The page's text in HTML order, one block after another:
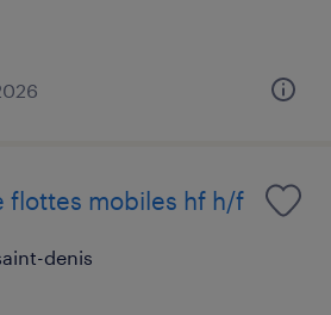
flottes mobiles hf h/f
denis